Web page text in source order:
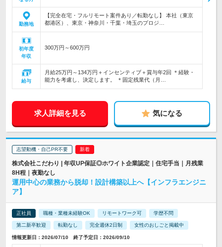
勤務地
【完全在宅・フルリモート案件あり／転勤なし】 本社（東京
都港区）、東京・神奈川・千葉・埼玉のプロジ…
初年度
年収
300万円～600万円
給与
月給25万円～134万円＋インセンティブ＋賞与年2回 ＊経験・
能力を考慮し、決定します。 ＊固定残業代（月…
求人詳細を見る 気になる
志望動機・自己PR不要
株式会社こだわり | 年収UP保証◎ホワイト企業認定｜住宅手当｜月残業
8H程｜夜勤なし
運用中心の業務から脱却！設計構築以上へ【インフラエンジニ
ア】
正社員 職種・業種未経験OK リモートワーク可 学歴不問
第二新卒歓迎 転勤なし 完全週休2日制 女性のおしごと掲載中
情報更新日：2026/07/10 終了予定日：2026/09/10